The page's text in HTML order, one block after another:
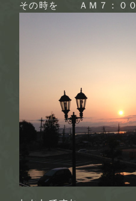
その時を ＡＭ７：００